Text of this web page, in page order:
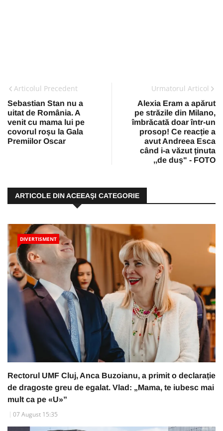
Articolul Precedent
Sebastian Stan nu a
uitat de România. A
venit cu mama lui pe
covorul roșu la Gala
Premiilor Oscar
Urmatorul Articol
Alexia Eram a apărut
pe străzile din Milano,
îmbrăcată doar într-un
prosop! Ce reacție a
avut Andreea Esca
când i-a văzut ținuta
,,de duș" - FOTO
ARTICOLE DIN ACEEAŞI CATEGORIE
DIVERTISMENT
Rectorul UMF Cluj, Anca Buzoianu, a primit o declarație
de dragoste greu de egalat. Vlad: „Mama, te iubesc mai
mult ca pe «U»”
07 August 15:35